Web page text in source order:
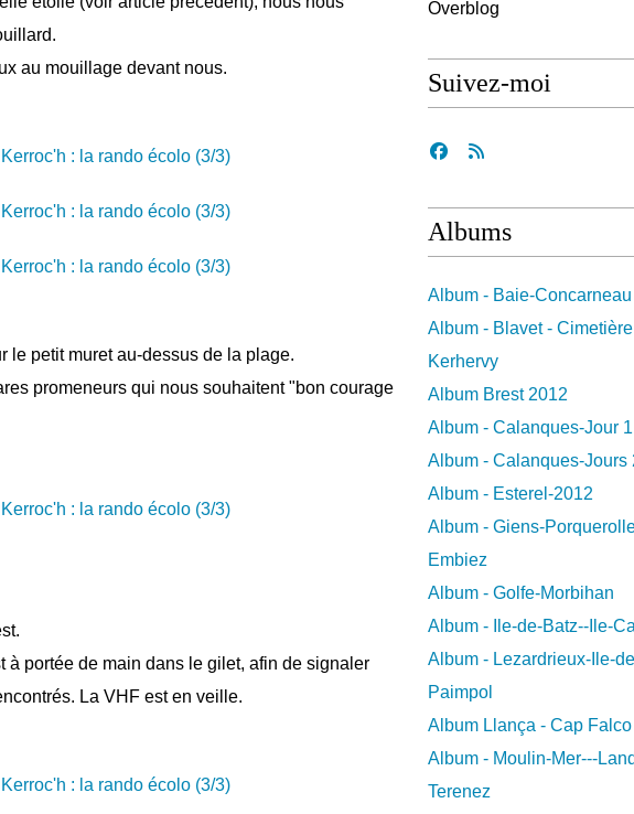
au mouillage devant nous.
le petit muret au-dessus de la plage.
promeneurs qui nous souhaitent "bon courage
à portée de main dans le gilet, afin de signaler
La VHF est en veille.
Overblog
Suivez-moi
Albums
Album - Baie-Concarneau
Album - Blavet -
Kerhervy
Album Brest 2012
Album - Calanques-Jour 1
Album - Calanques-Jours
Album - Esterel-2012
Album - Giens-
Embiez
Album - Golfe-Morbihan
Album - Ile-de-Batz--Ile-
Album - Lezardrieux-Ile-
Paimpol
Album Llança - Cap
Album - Moulin-Mer---
Terenez